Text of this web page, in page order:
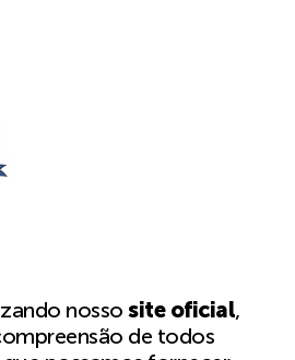
nossosite oficial,
de todos